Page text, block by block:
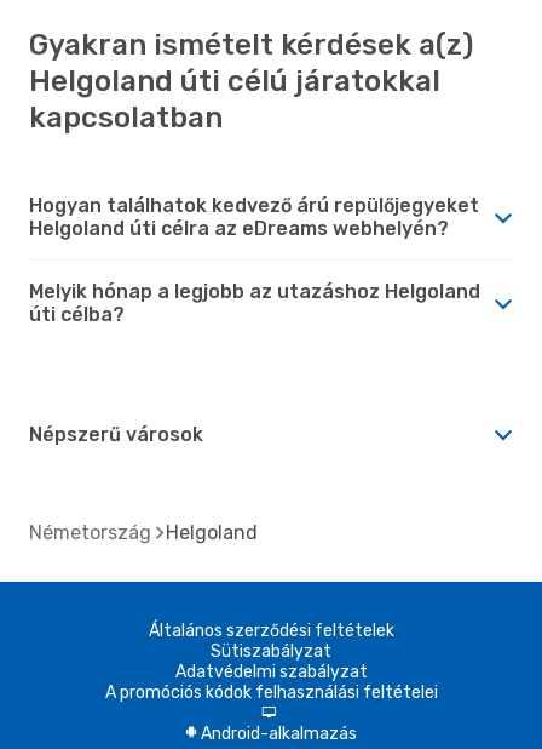
Gyakran ismételt kérdések a(z)
Helgoland úti célú járatokkal
kapcsolatban
Hogyan találhatok kedvező árú repülőjegyeket
Helgoland úti célra az eDreams webhelyén?
Melyik hónap a legjobb az utazáshoz Helgoland
úti célba?
Népszerű városok
Németország Helgoland
Általános szerződési feltételek
Sütiszabályzat
Adatvédelmi szabályzat
A promóciós kódok felhasználási feltételei
d
A Android-alkalmazás